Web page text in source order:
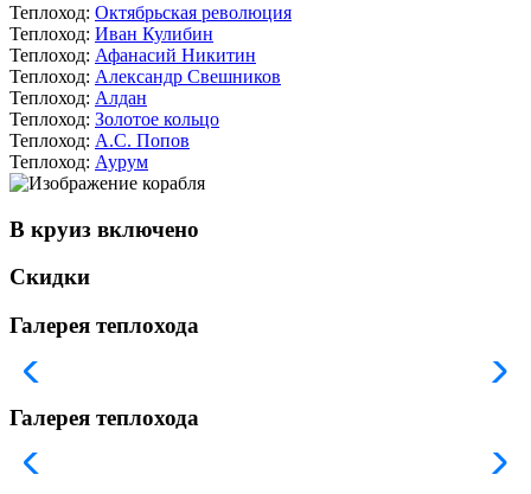
Теплоход: Октябрьская революция
Теплоход: Иван Кулибин
Теплоход: Афанасий Никитин
Теплоход: Александр Свешников
Теплоход: Алдан
Теплоход: Золотое кольцо
Теплоход: А.С. Попов
Теплоход: Аурум
В круиз включено
Скидки
Галерея теплохода
Галерея теплохода